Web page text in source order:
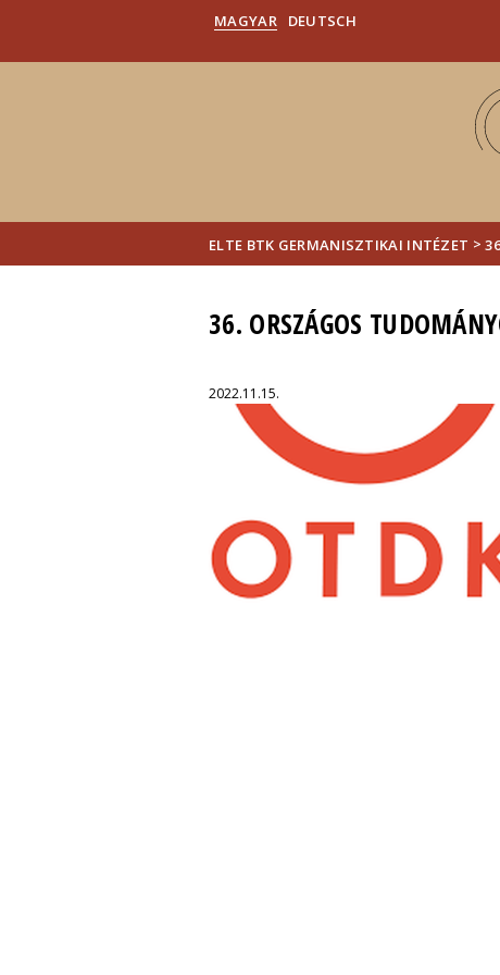
MAGYAR DEUTSCH
ELTE BTK GERMANISZTIKAI INTÉZET >
36. ORSZÁGOS
2022.11.15.